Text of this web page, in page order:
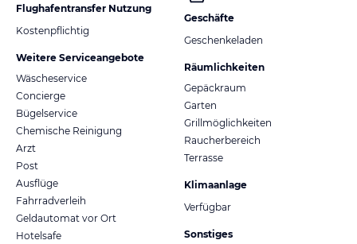
Flughafentransfer Nutzung
Kostenpflichtig
Weitere Serviceangebote
Wäscheservice
Concierge
Bügelservice
Chemische Reinigung
Arzt
Post
Ausflüge
Fahrradverleih
Geldautomat vor Ort
Hotelsafe
Geschäfte
Geschenkeladen
Räumlichkeiten
Gepäckraum
Garten
Grillmöglichkeiten
Raucherbereich
Terrasse
Klimaanlage
Verfügbar
Sonstiges